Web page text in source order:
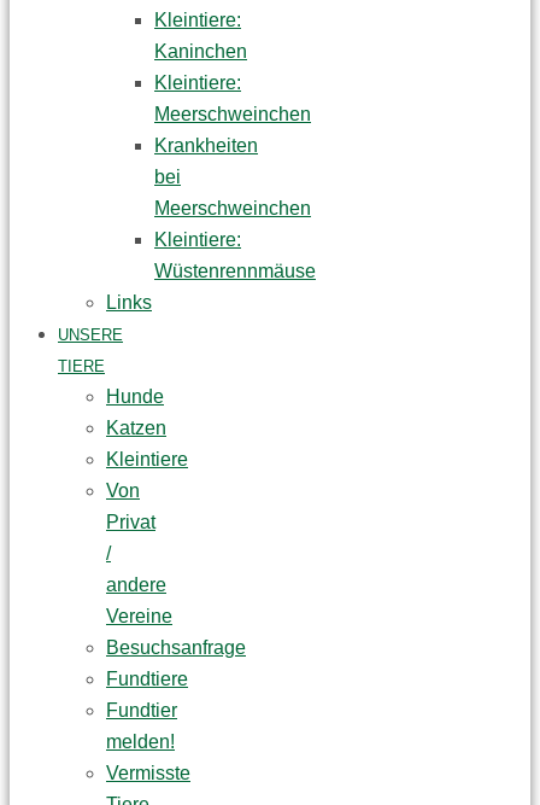
Kleintiere:
Kaninchen
Kleintiere:
Meerschweinchen
Krankheiten
bei
Meerschweinchen
Kleintiere:
Wüstenrennmäuse
Links
UNSERE
TIERE
Hunde
Katzen
Kleintiere
Von
Privat
/
andere
Vereine
Besuchsanfrage
Fundtiere
Fundtier
melden!
Vermisste